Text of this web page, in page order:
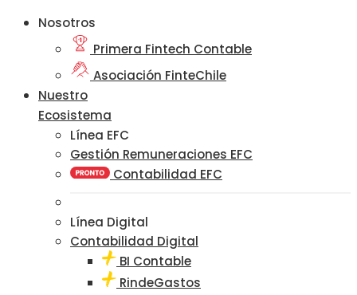
Nosotros
Primera Fintech Contable
Asociación FinteChile
Nuestro
Ecosistema
Línea EFC
Gestión Remuneraciones EFC
Contabilidad EFC
Línea Digital
Contabilidad Digital
BI Contable
RindeGastos